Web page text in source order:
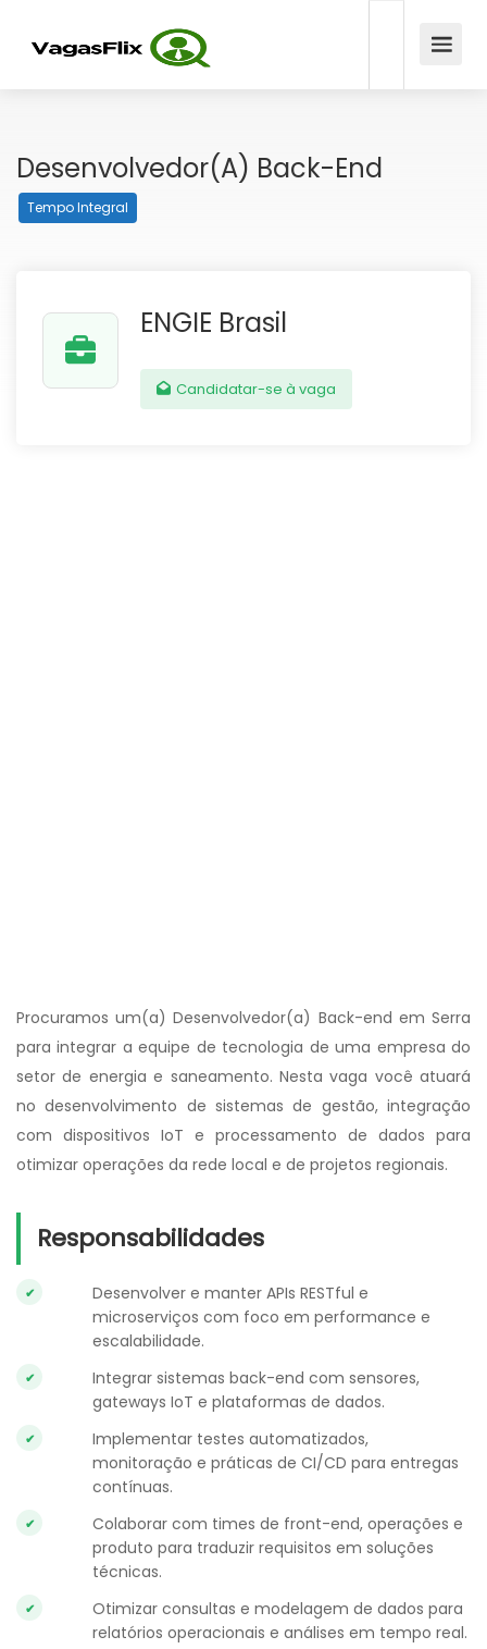
Desenvolvedor(a) Back-End
Tempo Integral
ENGIE Brasil
Candidatar-se à vaga
Procuramos um(a) Desenvolvedor(a) Back-end em Serra
para integrar a equipe de tecnologia de uma empresa do
setor de energia e saneamento. Nesta vaga você atuará
no desenvolvimento de sistemas de gestão, integração
com dispositivos IoT e processamento de dados para
otimizar operações da rede local e de projetos regionais.
Responsabilidades
Desenvolver e manter APIs RESTful e
microserviços com foco em performance e
escalabilidade.
Integrar sistemas back-end com sensores,
gateways IoT e plataformas de dados.
Implementar testes automatizados,
monitoração e práticas de CI/CD para entregas
contínuas.
Colaborar com times de front-end, operações e
produto para traduzir requisitos em soluções
técnicas.
Otimizar consultas e modelagem de dados para
relatórios operacionais e análises em tempo real.